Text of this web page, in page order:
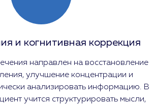
и когнитивная коррекция
направлен на восстановление
улучшение концентрации и
анализировать информацию. В
учится структурировать мысли,